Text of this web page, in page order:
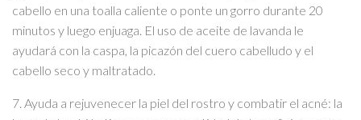
cabello en una toalla caliente o ponte un gorro durante 20
minutos y luego enjuaga. El uso de aceite de lavanda le
ayudará con la caspa, la picazón del cuero cabelludo y el
cabello seco y maltratado.
7. Ayuda a rejuvenecer la piel del rostro y combatir el acné: la